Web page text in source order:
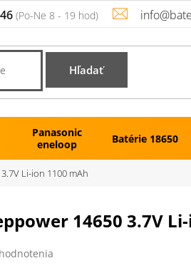
Hľadať
Panasonic
eneloop
Batérie 18650
Li-ion 1100 mAh
14650 3.7V